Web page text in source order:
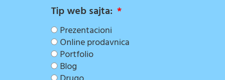
Tip web sajta:
Prezentacioni
Online prodavnica
Portfolio
Blog